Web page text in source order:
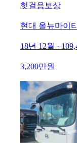
헛걸음보상
현대 올뉴마이
18년 12월 ·
3,200만원